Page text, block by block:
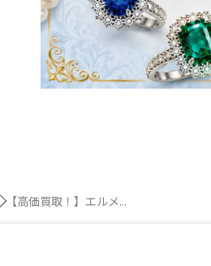
【高価買取！】エルメ...